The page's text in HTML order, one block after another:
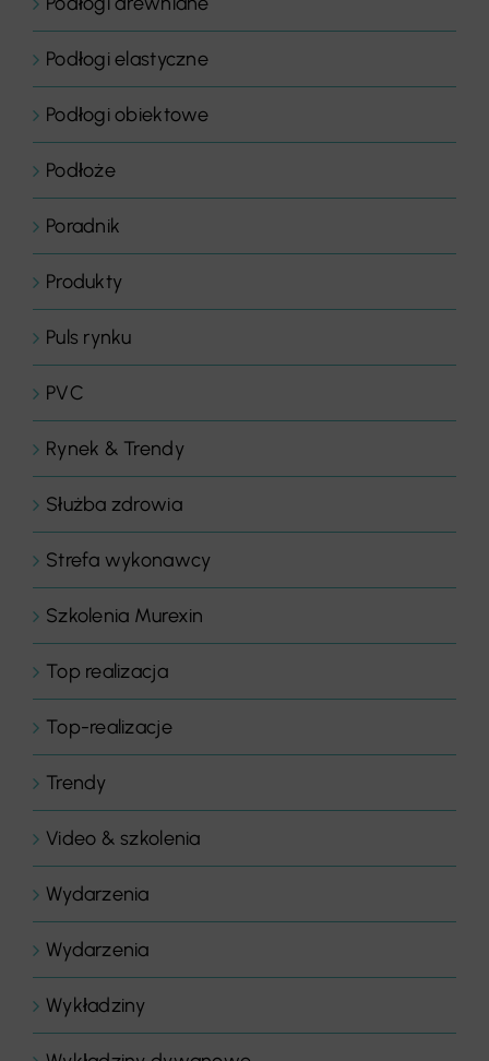
Podłogi elastyczne
Podłogi obiektowe
Podłoże
Poradnik
Produkty
Puls rynku
PVC
Rynek & Trendy
Służba zdrowia
Strefa wykonawcy
Szkolenia Murexin
Top realizacja
Top-realizacje
Trendy
Video & szkolenia
Wydarzenia
Wydarzenia
Wykładziny